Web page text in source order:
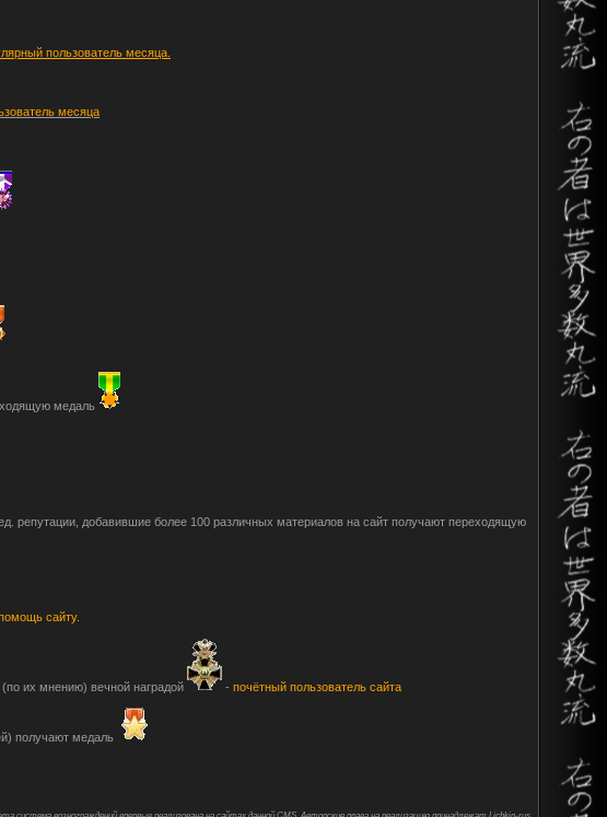
пользователь месяца.
месяца
медаль
репутации, добавившие более 100 различных материалов на сайт получают переходящую
сайту.
их мнению) вечной наградой - почётный пользователь сайта
получают медаль